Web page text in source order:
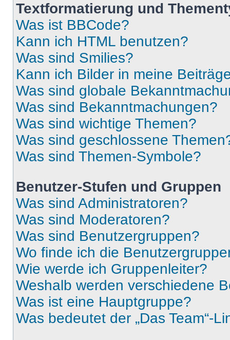
Textformatierung und
Was ist BBCode?
Kann ich HTML benutzen?
Was sind Smilies?
Kann ich Bilder in meine
Was sind globale
Was sind Bekanntmachungen?
Was sind wichtige Themen?
Was sind geschlossene
Was sind Themen-Symbole?
Benutzer-Stufen und Gruppen
Was sind Administratoren?
Was sind Moderatoren?
Was sind Benutzergruppen?
Wo finde ich die
Wie werde ich Gruppenleiter?
Weshalb werden verschiedene
Was ist eine Hauptgruppe?
Was bedeutet der „Das Team“-